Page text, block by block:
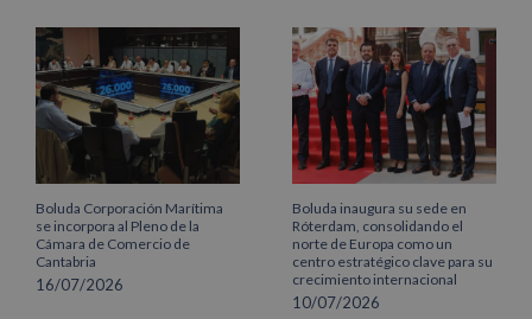
Boluda Corporación Marítima
se incorpora al Pleno de la
Cámara de Comercio de
Cantabria
16/07/2026
Boluda inaugura su sede en
Róterdam, consolidando el
norte de Europa como un
centro estratégico clave para su
crecimiento internacional
10/07/2026